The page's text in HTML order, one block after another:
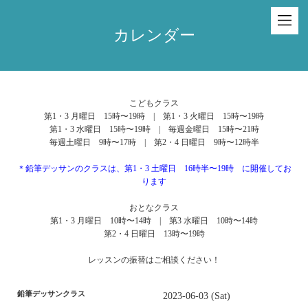
カレンダー
こどもクラス
第1・3 月曜日 15時〜19時 | 第1・3 火曜日 15時〜19時
第1・3 水曜日 15時〜19時 | 毎週金曜日 15時〜21時
毎週土曜日 9時〜17時 | 第2・4 日曜日 9時〜12時半
＊鉛筆デッサンのクラスは、第1・3 土曜日 16時半〜19時 に開催してお
ります
おとなクラス
第1・3 月曜日 10時〜14時 | 第3 水曜日 10時〜14時
第2・4 日曜日 13時〜19時
レッスンの振替はご相談ください！
鉛筆デッサンクラス 2023-06-03 (Sat)